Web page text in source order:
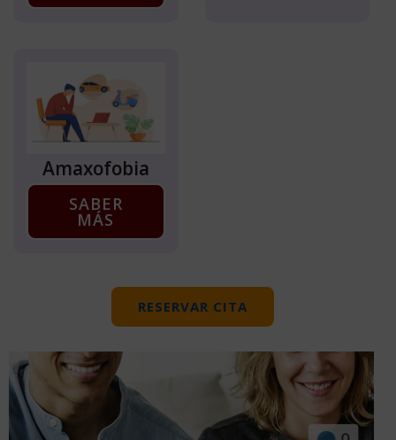
Amaxofobia
SABER
MÁS
RESERVAR CITA